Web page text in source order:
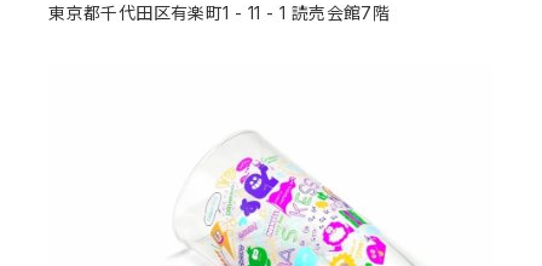
東京都千代田区有楽町1 - 11 - 1 読売会館7階